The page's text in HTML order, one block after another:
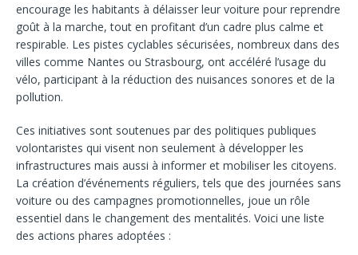
encourage les habitants à délaisser leur voiture pour reprendre
goût à la marche, tout en profitant d’un cadre plus calme et
respirable. Les pistes cyclables sécurisées, nombreux dans des
villes comme Nantes ou Strasbourg, ont accéléré l’usage du
vélo, participant à la réduction des nuisances sonores et de la
pollution.
Ces initiatives sont soutenues par des politiques publiques
volontaristes qui visent non seulement à développer les
infrastructures mais aussi à informer et mobiliser les citoyens.
La création d’événements réguliers, tels que des journées sans
voiture ou des campagnes promotionnelles, joue un rôle
essentiel dans le changement des mentalités. Voici une liste
des actions phares adoptées :